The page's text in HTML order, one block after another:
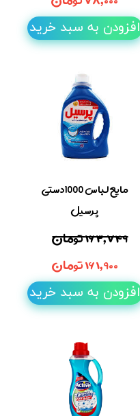
افزودن به سبد خرید
مایع لباس 1000دستی
پرسیل
۱۶۳,۷۴۹ تومان
۱۶۱,۹۰۰ تومان
افزودن به سبد خرید